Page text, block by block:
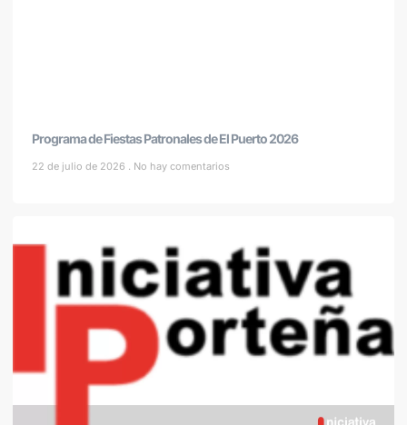
Programa de Fiestas Patronales de El Puerto 2026
22 de julio de 2026 No hay comentarios